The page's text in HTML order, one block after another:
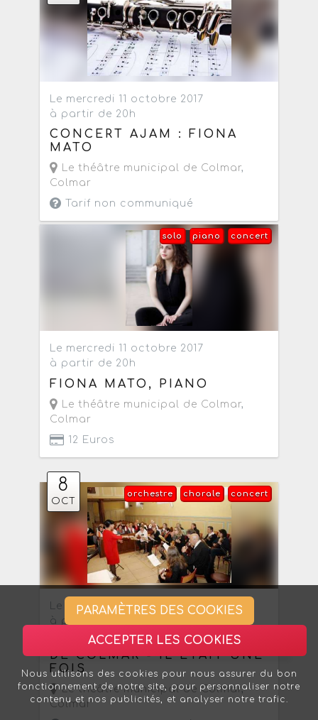
Le mercredi 11 octobre 2017
à partir de 20h
CONCERT AJAM : FIONA
MATO
Le théâtre municipal de Colmar,
Colmar
Tarif non communiqué
concert
piano
solo
Le mercredi 11 octobre 2017
à partir de 20h
FIONA MATO, PIANO
Le théâtre municipal de Colmar,
Colmar
12 Euros
8
OCT
concert
chorale
orchestre
Le dimanche 8 octobre 2017
à partir de 15h
MANDOLINES ET GUITARES
DE COLMAR - IL ÉTAIT UNE
FOIS
Le théâtre municipal de Colmar,
Colmar
PARAMÈTRES DES COOKIES
ACCEPTER LES COOKIES
Nous utilisons des cookies pour nous assurer du bon
fonctionnement de notre site, pour personnaliser notre
contenu et nos publicités, et analyser notre trafic.